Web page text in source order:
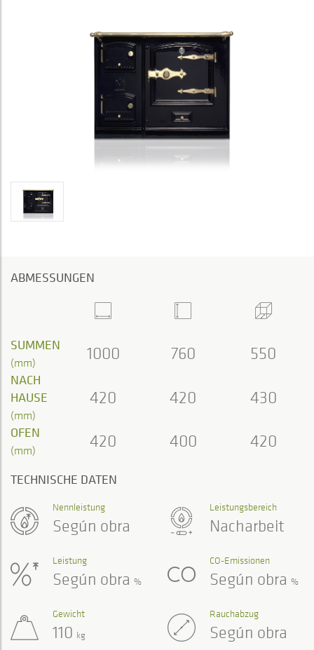
ABMESSUNGEN
SUMMEN
(mm) 1000 760 550
NACH
HAUSE
(mm)
420 420 430
OFEN
(mm) 420 400 420
TECHNISCHE DATEN
Leistungsbereich
Nacharbeit
Nennleistung
Según obra
Leistung
Según obra %
CO-Emissionen
Según obra %
Gewicht
110 kg
Rauchabzug
Según obra